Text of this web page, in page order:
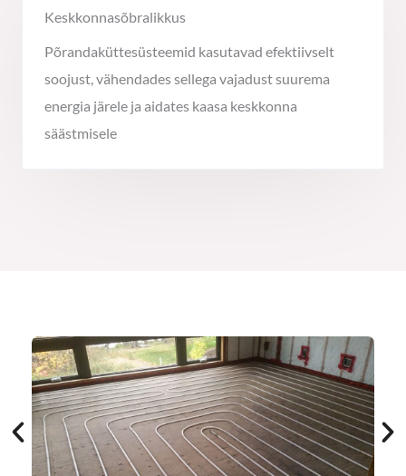
Keskkonnasõbralikkus
Põrandaküttesüsteemid kasutavad efektiivselt
soojust, vähendades sellega vajadust suurema
energia järele ja aidates kaasa keskkonna
säästmisele